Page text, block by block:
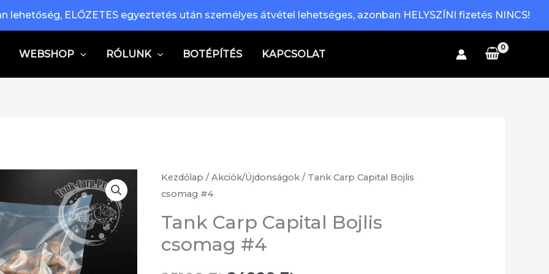
lehetőség, ELŐZETES egyeztetés után személyes átvétel lehetséges, azonban HELYSZÍNI fizetés NINCS!
WEBSHOP RÓLUNK BOTÉPÍTÉS KAPCSOLAT
Kezdőlap /Akciók/Újdonságok / Tank Carp Capital Bojlis
csomag #4
Tank Carp Capital Bojlis
csomag #4